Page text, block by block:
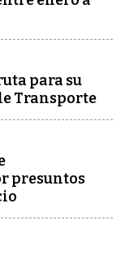
para su
Transporte
presuntos